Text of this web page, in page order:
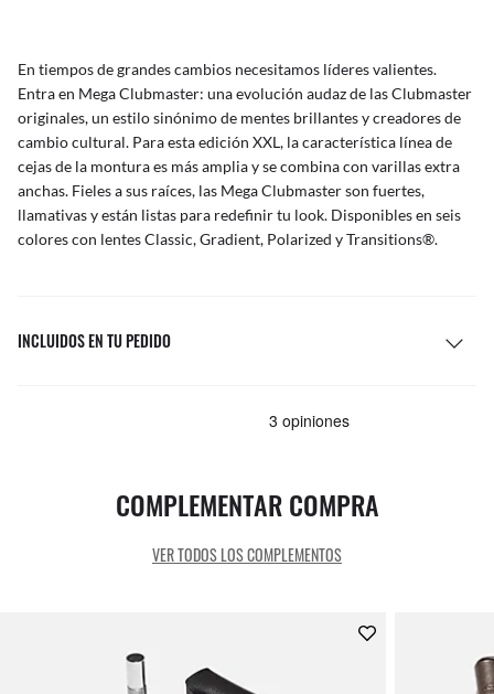
En tiempos de grandes cambios necesitamos líderes valientes.
Entra en Mega Clubmaster: una evolución audaz de las Clubmaster
originales, un estilo sinónimo de mentes brillantes y creadores de
cambio cultural. Para esta edición XXL, la característica línea de
cejas de la montura es más amplia y se combina con varillas extra
anchas. Fieles a sus raíces, las Mega Clubmaster son fuertes,
llamativas y están listas para redefinir tu look. Disponibles en seis
colores con lentes Classic, Gradient, Polarized y Transitions®.
INCLUIDOS EN TU PEDIDO
COMPLEMENTAR COMPRA
VER TODOS LOS COMPLEMENTOS